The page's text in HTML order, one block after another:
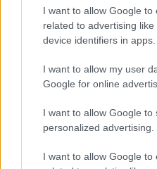
I want to allow Google to
related to advertising
device identifiers in apps.
I want to allow my user
Google for online
I want to allow Google to
personalized advertising.
I want to allow Google to
FORMA-1
nagyobb
FORMA-1
Max